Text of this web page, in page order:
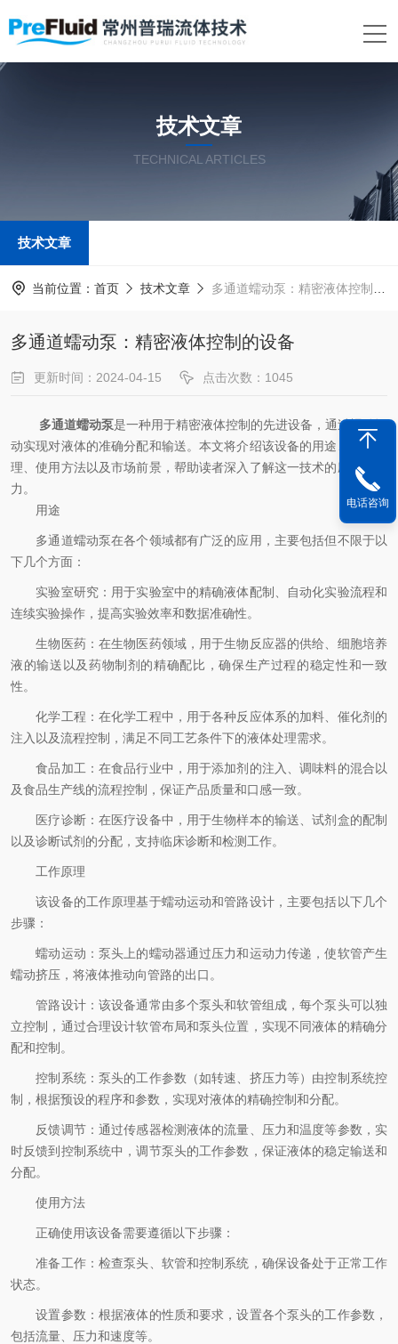
技术文章
TECHNICAL ARTICLES
技术文章
当前位置： 首页 技术文章 多通道蠕动泵：精密液体控制的设备
多通道蠕动泵：精密液体控制的设备
更新时间：2024-04-15 点击次数：1045
多通道蠕动泵是一种用于精密液体控制的先进设备，通过蠕动运
动实现对液体的准确分配和输送。本文将介绍该设备的用途、工作原
理、使用方法以及市场前景，帮助读者深入了解这一技术的应用和潜
力。
用途
多通道蠕动泵在各个领域都有广泛的应用，主要包括但不限于以
下几个方面：
实验室研究：用于实验室中的精确液体配制、自动化实验流程和
连续实验操作，提高实验效率和数据准确性。
生物医药：在生物医药领域，用于生物反应器的供给、细胞培养
液的输送以及药物制剂的精确配比，确保生产过程的稳定性和一致
性。
化学工程：在化学工程中，用于各种反应体系的加料、催化剂的
注入以及流程控制，满足不同工艺条件下的液体处理需求。
食品加工：在食品行业中，用于添加剂的注入、调味料的混合以
及食品生产线的流程控制，保证产品质量和口感一致。
医疗诊断：在医疗设备中，用于生物样本的输送、试剂盒的配制
以及诊断试剂的分配，支持临床诊断和检测工作。
工作原理
该设备的工作原理基于蠕动运动和管路设计，主要包括以下几个
步骤：
蠕动运动：泵头上的蠕动器通过压力和运动力传递，使软管产生
蠕动挤压，将液体推动向管路的出口。
管路设计：该设备通常由多个泵头和软管组成，每个泵头可以独
立控制，通过合理设计软管布局和泵头位置，实现不同液体的精确分
配和控制。
控制系统：泵头的工作参数（如转速、挤压力等）由控制系统控
制，根据预设的程序和参数，实现对液体的精确控制和分配。
反馈调节：通过传感器检测液体的流量、压力和温度等参数，实
时反馈到控制系统中，调节泵头的工作参数，保证液体的稳定输送和
分配。
使用方法
正确使用该设备需要遵循以下步骤：
准备工作：检查泵头、软管和控制系统，确保设备处于正常工作
状态。
设置参数：根据液体的性质和要求，设置各个泵头的工作参数，
包括流量、压力和速度等。
电话咨询